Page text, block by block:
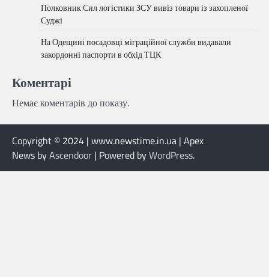
Полковник Сил логістики ЗСУ вивіз товари із захопленої
Суджі
На Одещині посадовці міграційної служби видавали
закордонні паспорти в обхід ТЦК
Коментарі
Немає коментарів до показу.
Copyright © 2024 | www.newstime.in.ua | Apex
News byAscendoor | Powered byWordPress.